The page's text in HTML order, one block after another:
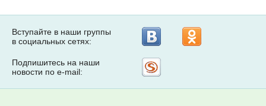
Вступайте в наши группы
в социальных сетях:
Подпишитесь на наши
новости по e-mail: